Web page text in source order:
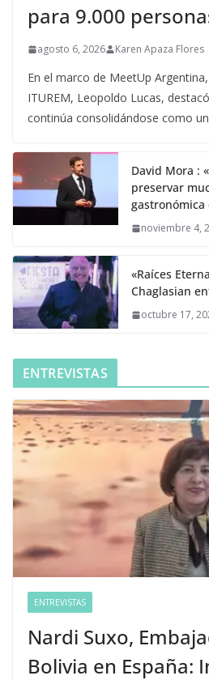
para 9.000
agosto 6, 2026 Karen Apaza Flores
En el marco de MeetUp
ITUREM, Leopoldo Lucas,
continúa consolidándose como
David Mora :
preservar
noviembre 4,
«Raíces
Chaglasian
octubre 17,
ENTREVISTAS
ENTREVISTAS
Nardi Suxo,
Bolivia en España: